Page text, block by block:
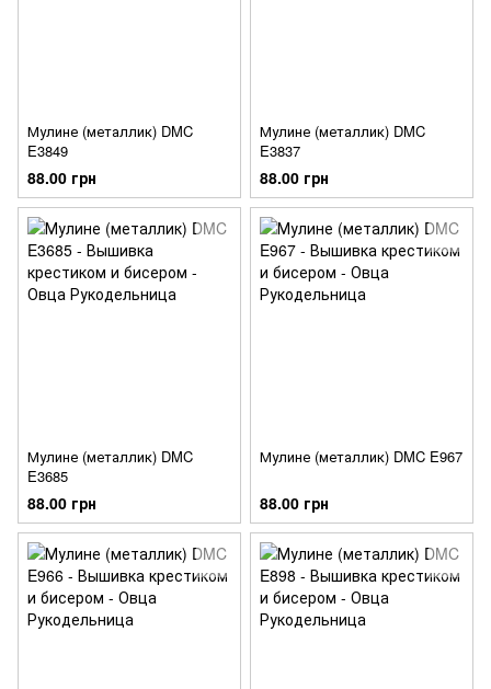
Мулине (металлик) DMC
E3849
88.00 грн
Мулине (металлик) DMC
E3837
88.00 грн
Мулине (металлик) DMC
E3685
88.00 грн
Мулине (металлик) DMC E967
88.00 грн